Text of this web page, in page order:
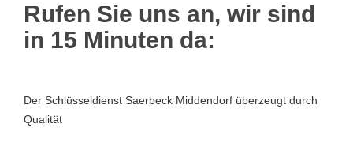
Rufen Sie uns an, wir sind
in 15 Minuten da:
Der Schlüsseldienst Saerbeck Middendorf überzeugt durch
Qualität